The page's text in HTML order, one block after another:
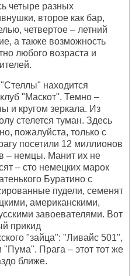
четыре разных
второе как бар,
четвертое – летний
а также возможность
любого возраста и
находится
"Маскот". Темно –
и кругом зеркала. Из
стелется туман. Здесь
пожалуйста, только с
посетили 12 миллионов
– немцы. Манит их не
– сто немецких марок
Буратино с
пудели, семенят
американскими,
завоевателями. Вот
прикид
"зайца": "Ливайс 501",
"Пума". Прага – этот тот же
ближе.